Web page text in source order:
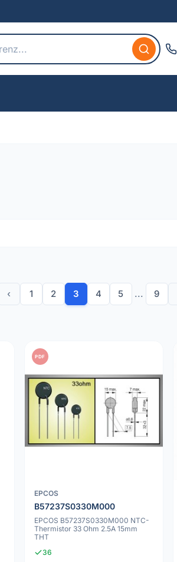
‹ 1 2 3 4 5 ... 9
PDF
EPCOS
B57237S0330M000
EPCOS B57237S0330M000 NTC-
Thermistor 33 Ohm 2.5A 15mm
THT
36